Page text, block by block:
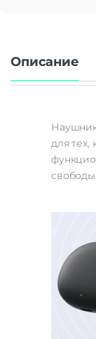
Описание
для тех,